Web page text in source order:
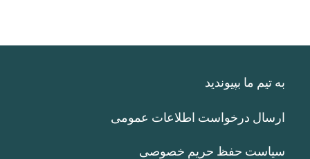
به تیم ما بپیوندید
ارسال درخواست اطلاعات عمومی
سیاست حفظ حریم خصوصی